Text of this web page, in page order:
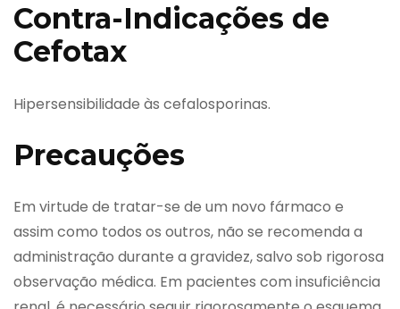
Contra-Indicações de
Cefotax
Hipersensibilidade às cefalosporinas.
Precauções
Em virtude de tratar-se de um novo fármaco e
assim como todos os outros, não se recomenda a
administração durante a gravidez, salvo sob rigorosa
observação médica. Em pacientes com insuficiência